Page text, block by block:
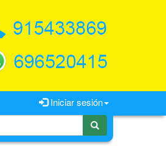
Iniciar sesión